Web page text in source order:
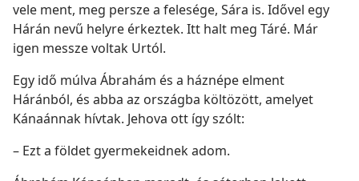
vele ment, meg persze a felesége, Sára is. Idővel egy
Hárán nevű helyre érkeztek. Itt halt meg Táré. Már
igen messze voltak Urtól.
Egy idő múlva Ábrahám és a háznépe elment
Háránból, és abba az országba költözött, amelyet
Kánaánnak hívtak. Jehova ott így szólt:
– Ezt a földet gyermekeidnek adom.